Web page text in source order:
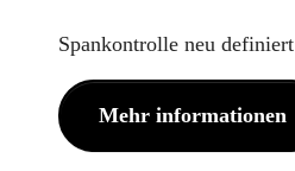
Spankontrolle neu definiert
Mehr informationen